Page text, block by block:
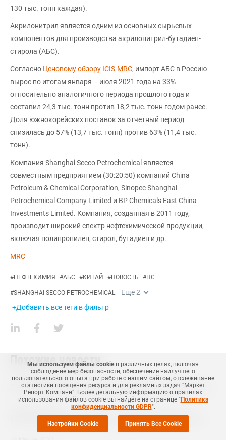
130 тыс. тонн каждая).
Акрилонитрил является одним из основных сырьевых
компонентов для производства акрилонитрил-бутадиен-
стирола (АБС).
Согласно Ценовому обзору ICIS-MRC, импорт АБС в Россию
вырос по итогам января – июля 2021 года на 33%
относительно аналогичного периода прошлого года и
составил 24,3 тыс. тонн против 18,2 тыс. тонн годом ранее.
Доля южнокорейских поставок за отчетный период
снизилась до 57% (13,7 тыс. тонн) против 63% (11,4 тыс.
тонн).
Компания Shanghai Secco Petrochemical является
совместным предприятием (30:20:50) компаний China
Petroleum & Chemical Corporation, Sinopec Shanghai
Petrochemical Company Limited и BP Chemicals East China
Investments Limited. Компания, созданная в 2011 году,
производит широкий спектр нефтехимической продукции,
включая полипропилен, стирол, бутадиен и др.
MRC
#НЕФТЕХИМИЯ #АБС #КИТАЙ #НОВОСТЬ #ПС
#SHANGHAI SECCO PETROCHEMICAL Еще2
+Добавить все теги в фильтр
Похожие новости
25 Декабря,2023
PetroChina Daqing возобновила производство АБС в Китае
Мы используем файлы cookieв различных целях, включая
соблюдение мер безопасности, обеспечение наилучшего
пользовательского опыта при работе с нашим сайтом, отслеживание
статистики посещения ресурса и для рекламных задач “Маркет
Репорт Компани”. Более детальную информацию о правилах
использования файлов cookie вы найдёте на странице "Политика
конфиденциальности GDPR".
Настройки Cookie Принять Все Cookie